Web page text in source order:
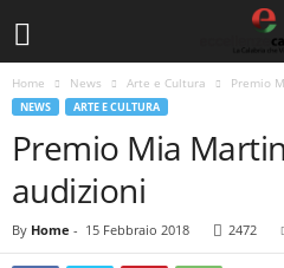
Home News Arte e Cultura Premio
NEWS ARTE E CULTURA
Premio Mia
audizioni
By Home - 15 Febbraio 2018 2472